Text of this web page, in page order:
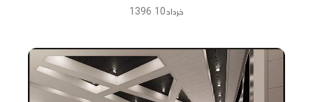
خرداد 10, 1396